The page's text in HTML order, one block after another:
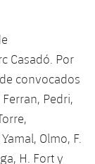
Casadó. Por
convocados
Pedri,
Olmo, F.
H. Fort y